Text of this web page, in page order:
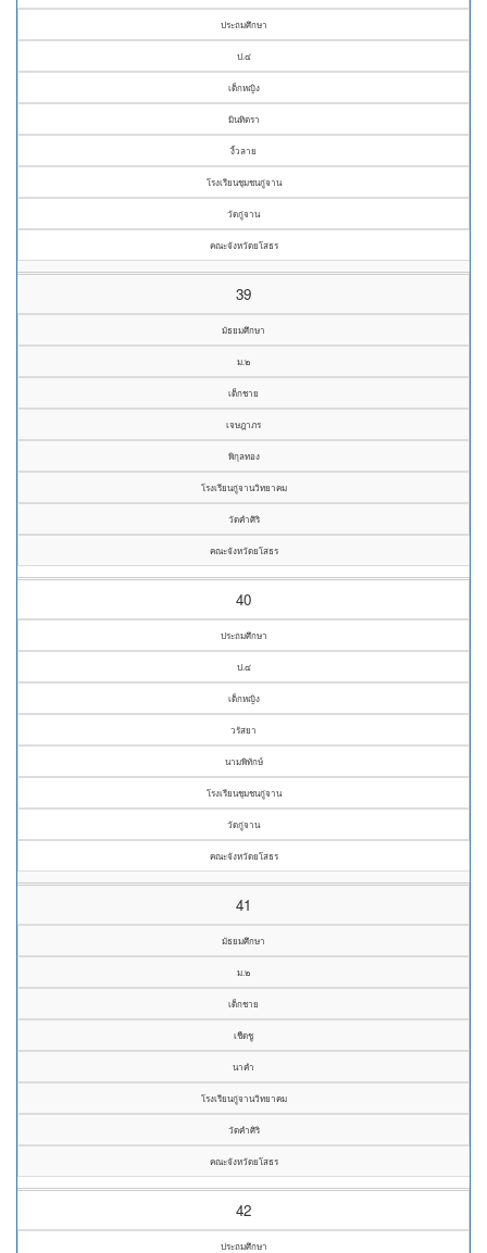
ประถมศึกษา
ป.๔
เด็กหญิง
มินทิตรา
งิ้วลาย
โรงเรียนชุมชนกู่จาน
วัดกู่จาน
คณะจังหวัดยโสธร
39
มัธยมศึกษา
ม.๒
เด็กชาย
เจษฎาภร
พิกุลทอง
โรงเรียนกู่จานวิทยาคม
วัดคำศิริ
คณะจังหวัดยโสธร
40
ประถมศึกษา
ป.๔
เด็กหญิง
วรัสยา
นามพิทักษ์
โรงเรียนชุมชนกู่จาน
วัดกู่จาน
คณะจังหวัดยโสธร
41
มัธยมศึกษา
ม.๒
เด็กชาย
เชืดชู
นาคำ
โรงเรียนกู่จานวิทยาคม
วัดคำศิริ
คณะจังหวัดยโสธร
42
ประถมศึกษา